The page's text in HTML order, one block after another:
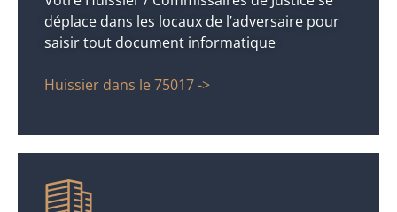
déplace dans les locaux de l’adversaire pour
saisir tout document informatique
Huissier dans le 75017 ->